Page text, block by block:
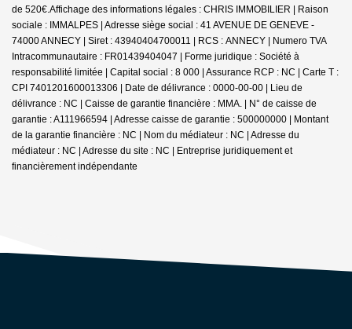
de 520€. Affichage des informations légales : CHRIS IMMOBILIER | Raison
sociale : IMMALPES | Adresse siège social : 41 AVENUE DE GENEVE -
74000 ANNECY | Siret : 43940404700011 | RCS : ANNECY | Numero TVA
Intracommunautaire : FR01439404047 | Forme juridique : Société à
responsabilité limitée | Capital social : 8 000 | Assurance RCP : NC | Carte T :
CPI 7401201600013306 | Date de délivrance : 0000-00-00 | Lieu de
délivrance : NC | Caisse de garantie financière : MMA. | N° de caisse de
garantie : A111966594 | Adresse caisse de garantie : 500000000 | Montant
de la garantie financière : NC | Nom du médiateur : NC | Adresse du
médiateur : NC | Adresse du site : NC | Entreprise juridiquement et
financièrement indépendante